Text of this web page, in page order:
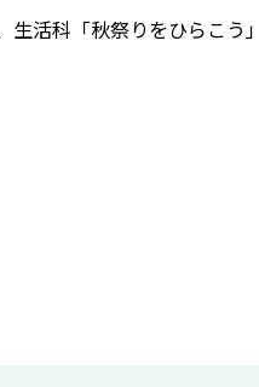
生活科「秋祭りをひらこう